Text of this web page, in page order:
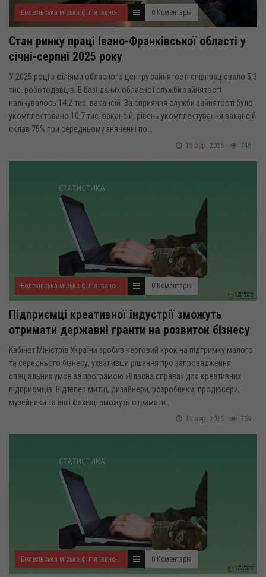
Болехівська міська філія Івано-Франківського ОЦЗ 0 Коментарів
Стан ринку праці Івано-Франківської області у
січні-серпні 2025 року
У 2025 році з філіями обласного центру зайнятості співпрацювало 5,3
тис. роботодавців. В базі даних обласної служби зайнятості
налічувалось 14,2 тис. вакансій. За сприяння служби зайнятості було
укомплектовано 10,7 тис. вакансій, рівень укомплектування вакансій
склав 75% при середньому значенні по...
746
15 вер, 2025
Болехівська міська філія Івано-Франківського ОЦЗ 0 Коментарів
Підприємці креативної індустрії зможуть
отримати державні гранти на розвиток бізнесу
Кабінет Міністрів України зробив черговий крок на підтримку малого
та середнього бізнесу, ухваливши рішення про запровадження
спеціальних умов за програмою «Власна справа» для креативних
підприємців. Відтепер митці, дизайнери, розробники, продюсери,
музейники та інші фахівці зможуть отримати...
759
11 вер, 2025
Болехівська міська філія Івано-Франківського ОЦЗ 0 Коментарів